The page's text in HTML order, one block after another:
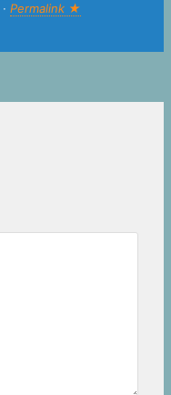
·Permalink ★